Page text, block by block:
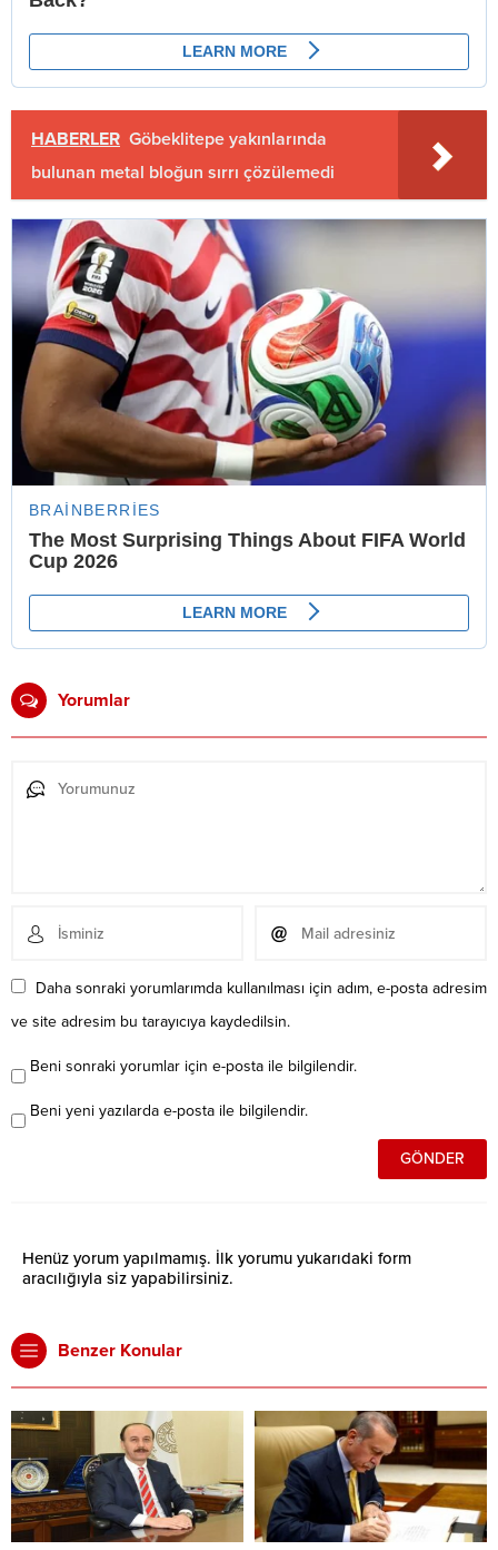
HABERLER Göbeklitepe yakınlarında
bulunan metal bloğun sırrı çözülemedi
Yorumlar
Daha sonraki yorumlarımda kullanılması için adım, e-posta adresim
ve site adresim bu tarayıcıya kaydedilsin.
Beni sonraki yorumlar için e-posta ile bilgilendir.
Beni yeni yazılarda e-posta ile bilgilendir.
Henüz yorum yapılmamış. İlk yorumu yukarıdaki form
aracılığıyla siz yapabilirsiniz.
Benzer Konular